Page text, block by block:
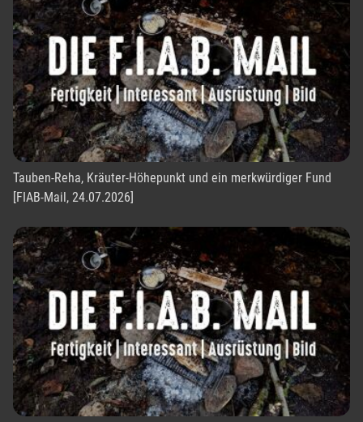
Tauben-Reha, Kräuter-Höhepunkt und ein merkwürdiger Fund
[FIAB-Mail, 24.07.2026]